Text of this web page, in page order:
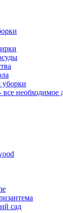
уборки
сад